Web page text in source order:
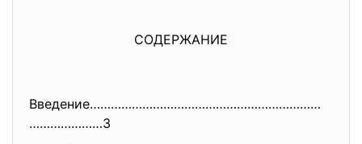
СОДЕРЖАНИЕ
Введение…………………………………………………………
…………………3